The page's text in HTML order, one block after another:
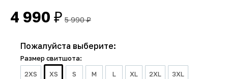
4 990 ₽ 5 990₽
Пожалуйста выберите:
Размер свитшота:
2XS
XS S M L XL 2XL 3XL